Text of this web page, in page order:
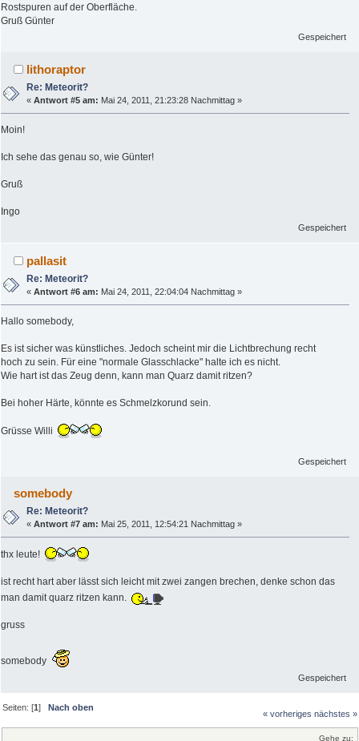
Rostspuren auf der Oberfläche.
Gruß Günter
Gespeichert
lithoraptor
Re: Meteorit?
«Antwort #5 am: Mai 24, 2011, 21:23:28 Nachmittag »
Moin!
Ich sehe das genau so, wie Günter!
Gruß
Ingo
Gespeichert
pallasit
Re: Meteorit?
«Antwort #6 am: Mai 24, 2011, 22:04:04 Nachmittag »
Hallo somebody,
Es ist sicher was künstliches. Jedoch scheint mir die Lichtbrechung recht
hoch zu sein. Für eine "normale Glasschlacke" halte ich es nicht.
Wie hart ist das Zeug denn, kann man Quarz damit ritzen?
Bei hoher Härte, könnte es Schmelzkorund sein.
Grüsse Willi
Gespeichert
somebody
Re: Meteorit?
«Antwort #7 am: Mai 25, 2011, 12:54:21 Nachmittag »
thx leute!
ist recht hart aber lässt sich leicht mit zwei zangen brechen, denke schon das
man damit quarz ritzen kann.
gruss
somebody
Gespeichert
Seiten: [1]Nach oben
« vorheriges nächstes »
Gehe zu: